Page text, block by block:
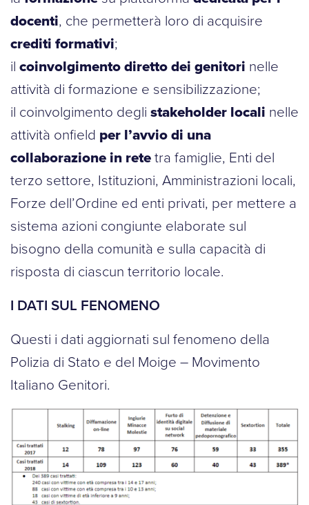
docenti, che permetterà loro di acquisire
crediti formativi;
il coinvolgimento diretto dei genitori nelle
attività di formazione e sensibilizzazione;
il coinvolgimento degli stakeholder locali nelle
attività onfield per l’avvio di una
collaborazione in retetra famiglie, Enti del
terzo settore, Istituzioni, Amministrazioni locali,
Forze dell’Ordine ed enti privati, per mettere a
sistema azioni congiunte elaborate sul
bisogno della comunità e sulla capacità di
risposta di ciascun territorio locale.
I DATI SUL FENOMENO
Questi i dati aggiornati sul fenomeno della
Polizia di Stato e del Moige – Movimento
Italiano Genitori.